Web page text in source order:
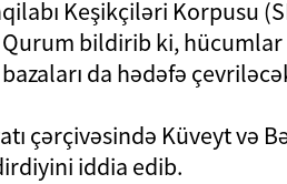
Keşikçiləri Korpusu
bildirib ki,
da hədəfə
çərçivəsində Küveyt və
iddia edib.